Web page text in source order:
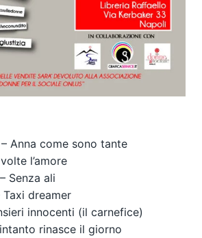
– Anna come sono tante
l’amore
– Senza ali
Taxi dreamer
innocenti (il carnefice)
rinasce il giorno